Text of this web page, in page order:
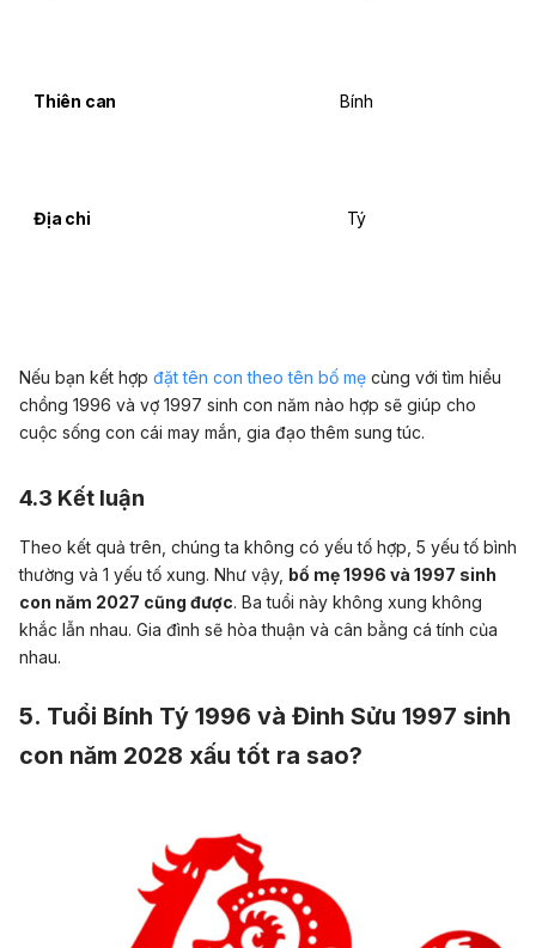
Thiên can Bính
Địa chi Tý
Nếu bạn kết hợp đặt tên con theo tên bố mẹ cùng với tìm hiểu
chồng 1996 và vợ 1997 sinh con năm nào hợp sẽ giúp cho
cuộc sống con cái may mắn, gia đạo thêm sung túc.
4.3 Kết luận
Theo kết quả trên, chúng ta không có yếu tố hợp, 5 yếu tố bình
thường và 1 yếu tố xung. Như vậy, bố mẹ 1996 và 1997 sinh
con năm 2027 cũng được. Ba tuổi này không xung không
khắc lẫn nhau. Gia đình sẽ hòa thuận và cân bằng cá tính của
nhau.
5. Tuổi Bính Tý 1996 và Đinh Sửu 1997 sinh
con năm 2028 xấu tốt ra sao?